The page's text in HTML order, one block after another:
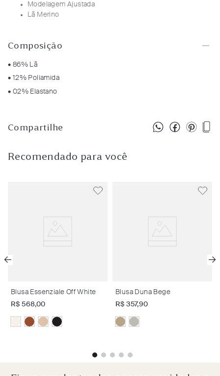
Modelagem Ajustada
Lã Merino
Composição
• 86% Lã
• 12% Poliamida
• 02% Elastano
Compartilhe
Recomendado para você
Blusa Essenziale Off White
R$ 568,00
Blusa Duna Bege
R$ 357,90